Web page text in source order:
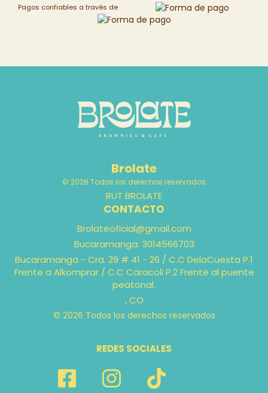
Pagos confiables a través de
Brolate
© 2026 Todos los derechos reservados
RUT BROLATE
CONTACTO
Brolateoficial@gmail.com
Bucaramanga: 3014566703
‎Bucaramanga - Cra. 29 # 41 - 26 ‎/ C.C DelaCuesta P.1
Frente a Alkomprar / C.C Caracoli P.2 Frente al puente
peatonal.
, CO
© 2026 Todos los derechos reservados
REDES SOCIALES